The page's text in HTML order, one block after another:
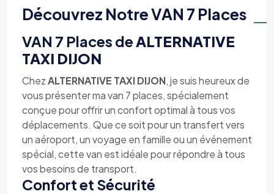
Découvrez Notre VAN 7 Places
VAN 7 Places deALTERNATIVE
TAXI DIJON
ChezALTERNATIVE TAXI DIJON, je suis heureux de
vous présenter ma van 7 places, spécialement
conçue pour offrir un confort optimal à tous vos
déplacements. Que ce soit pour un transfert vers
un aéroport, un voyage en famille ou un événement
spécial, cette van est idéale pour répondre à tous
vos besoins de transport.
Confort et Sécurité